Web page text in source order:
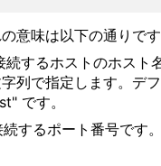
意味は以下の通りです
するホストのホスト
列で指定します。デ
です。
するポート番号です